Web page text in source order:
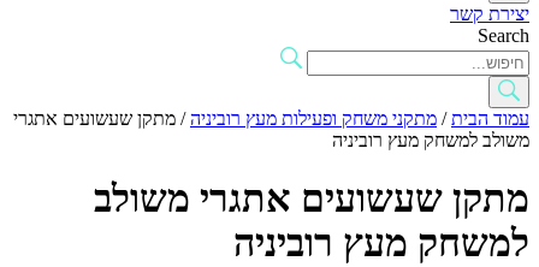
יצירת קשר
Search
עמוד הבית/מתקני משחק ופעילות מעץ רוביניה/ מתקן שעשועים אתגרי
משולב למשחק מעץ רוביניה
מתקן שעשועים אתגרי משולב
למשחק מעץ רוביניה